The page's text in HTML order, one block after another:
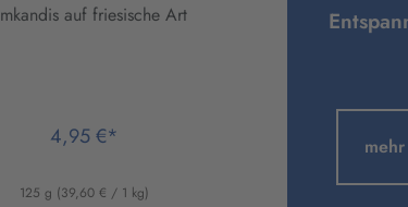
auf friesische Art
4,95 €*
125 g (39,60 € / 1 kg)